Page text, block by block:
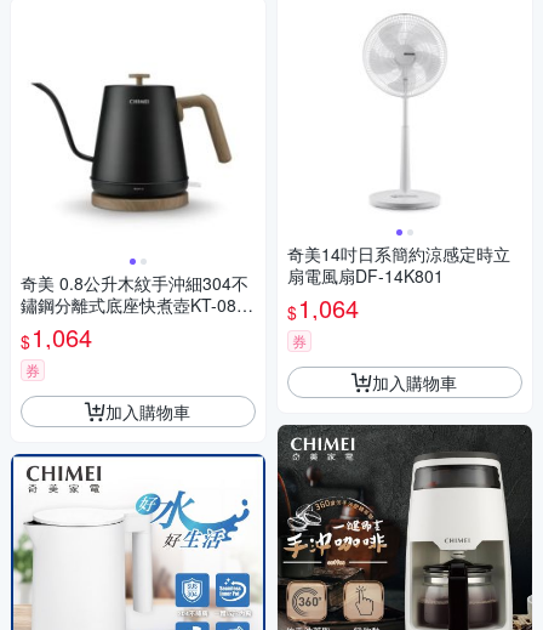
奇美 0.8公升木紋手沖細304不
鏽鋼分離式底座快煮壺KT-08L0
22
$1,064
券
加入購物車
奇美14吋日系簡約涼感定時立
扇電風扇DF-14K801
$1,064
券
加入購物車